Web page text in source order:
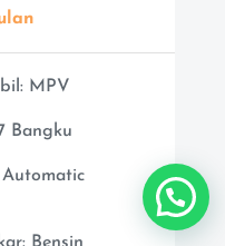
MPV
Bangku
Automatic